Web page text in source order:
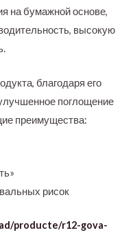
на бумажной основе,
высокую
благодаря его
поглощение
преимущества:
рисок
producte/r12-gova-